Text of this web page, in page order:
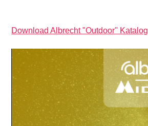
Download Albrecht "Outdoor" Katalog